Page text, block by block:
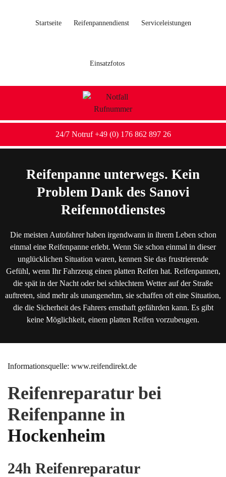
Startseite Reifenpannendienst Serviceleistungen
Einsatzfotos
24/7 Notruf +49 (0) 176 862 897 26
Reifenpanne unterwegs. Kein
Problem Dank des Sanovi
Reifennotdienstes
Die meisten Autofahrer haben irgendwann in ihrem Leben schon
einmal eine Reifenpanne erlebt. Wenn Sie schon einmal in dieser
unglücklichen Situation waren, kennen Sie das frustrierende
Gefühl, wenn Ihr Fahrzeug einen platten Reifen hat. Reifenpannen,
die spät in der Nacht oder bei schlechtem Wetter auf der Straße
auftreten, sind mehr als unangenehm, sie schaffen oft eine Situation,
die die Sicherheit des Fahrers ernsthaft gefährden kann. Es gibt
keine Möglichkeit, einem platten Reifen vorzubeugen.
Informationsquelle: www.reifendirekt.de
Reifenreparatur bei
Reifenpanne in
Hockenheim
24h Reifenreparatur